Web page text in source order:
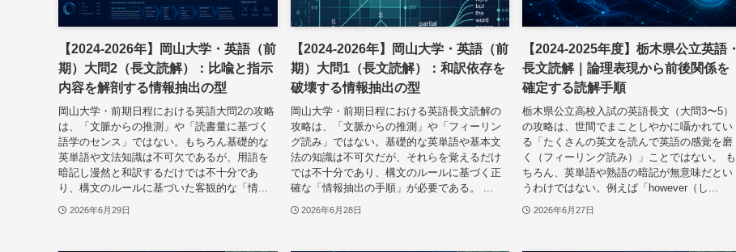
【2024-2026年】岡山大学・英語（前
期）大問2（長文読解）：比喩と指示
内容を解剖する情報抽出の型
岡山大学・前期日程における英語大問2の攻略
は、「文脈からの推測」や「読書量に基づく
語学のセンス」ではない。もちろん基礎的な
英単語や文法知識は不可欠であるが、用語を
暗記し漫然と和訳するだけでは不十分であ
り、構文のルールに基づいた客観的な「情...
2026年6月29日
【2024-2026年】岡山大学・英語（前
期）大問1（長文読解）：和訳依存を
破壊する情報抽出の型
岡山大学・前期日程における英語長文読解の
攻略は、「文脈からの推測」や「フィーリン
グ読み」ではない。基礎的な英単語や基本文
法の知識は不可欠だが、それらを覚えるだけ
では不十分であり、構文のルールに基づく正
確な「情報抽出の手順」が必要である。 ...
2026年6月28日
【2024-2025年度】栃木県公立英語・
長文読解｜論理表現から前後関係を
確定する読解手順
栃木県公立高校入試の英語長文（大問3〜5）
の攻略は、世間でまことしやかに囁かれてい
る「たくさんの英文を読んで英語の感覚を磨
く（フィーリング読み）」ことではない。 も
ちろん、英単語や熟語の暗記が無意味だとい
うわけではない。例えば「however（し...
2026年6月27日